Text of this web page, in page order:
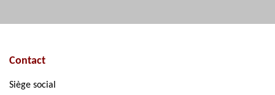
Contact
Siège social